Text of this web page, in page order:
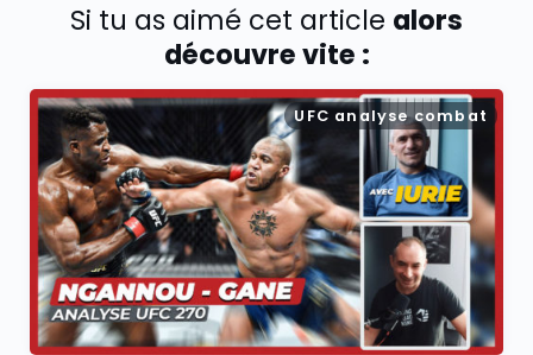
Si tu as aimé cet article alors
découvre vite :
UFC analyse combat